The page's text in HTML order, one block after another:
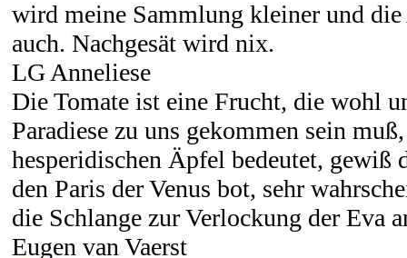
wird meine Sammlung kleiner und
auch. Nachgesät wird nix.
LG Anneliese
Die Tomate ist eine Frucht, die wohl
Paradiese zu uns gekommen sein
hesperidischen Äpfel bedeutet, gewiß
den Paris der Venus bot, sehr
die Schlange zur Verlockung der Eva
Eugen van Vaerst